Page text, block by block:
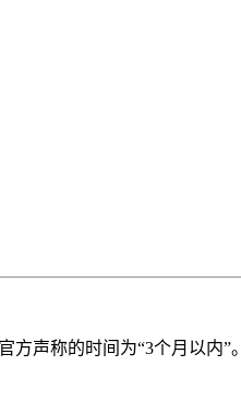
声称的时间为“3个月以内”。